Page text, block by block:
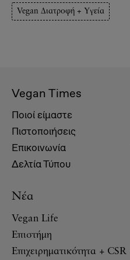
Vegan Διατροφή + Υγεία
Vegan Times
Ποιοί είμαστε
Πιστοποιήσεις
Επικοινωνία
Δελτία Τύπου
Νέα
Vegan Life
Επιστήμη
Επιχειρηματικότητα + CSR